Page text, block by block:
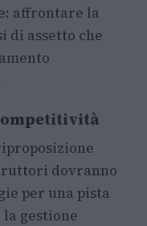
affrontare la
di assetto che
dovranno
per una pista
gestione